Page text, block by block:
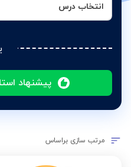
انتخاب درس
پیشنهاد
مرتب سازی براساس